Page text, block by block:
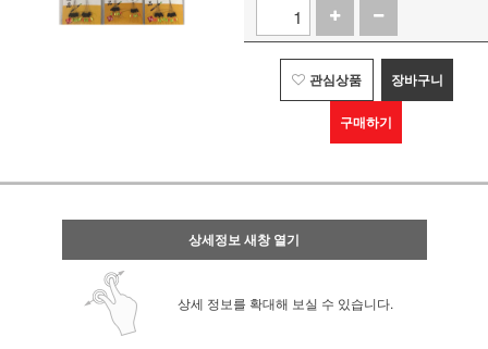
관심상품 장바구니
구매하기
상세정보 새창 열기
상세 정보를 확대해 보실 수 있습니다.